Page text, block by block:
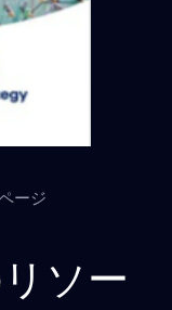
ージ
ソー